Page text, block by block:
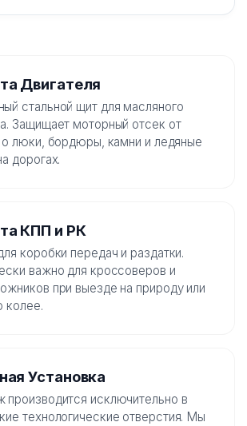
Двигателя
стальной щит для масляного
Защищает моторный отсек от
о люки, бордюры, камни и ледяные
дорогах.
КПП и РК
коробки передач и раздатки.
важно для кроссоверов и
при выезде на природу или
колее.
Установка
производится исключительно в
технологические отверстия. Мы